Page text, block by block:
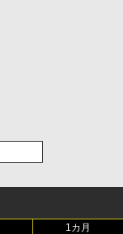
1カ月